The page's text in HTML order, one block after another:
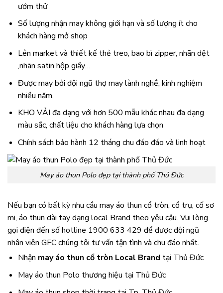
ướm thử
Số lượng nhận may không giới hạn và số lượng ít cho
khách hàng mở shop
Lên market và thiết kế thẻ treo, bao bì zipper, nhãn dệt
,nhãn satin hộp giấy…
Được may bởi đội ngũ thợ may lành nghề, kinh nghiệm
nhiều năm.
KHO VẢI đa dạng với hơn 500 mẫu khác nhau đa dạng
màu sắc, chất liệu cho khách hàng lựa chọn
Chính sách bảo hành 12 tháng chu đáo đáo và linh hoạt
May áo thun Polo đẹp tại thành phố Thủ Đức
Nếu bạn có bất kỳ nhu cầu may áo thun cổ tròn, cổ trụ, cố sơ
mi, áo thun dài tay dạng local Brand theo yêu cầu. Vui lòng
gọi điện đến số hotline 1900 633 429 để được đội ngũ
nhân viên GFC chúng tôi tư vấn tận tình và chu đáo nhất.
Nhận may áo thun cổ tròn Local Brand tại Thủ Đức
May áo thun Polo thương hiệu tại Thủ Đức